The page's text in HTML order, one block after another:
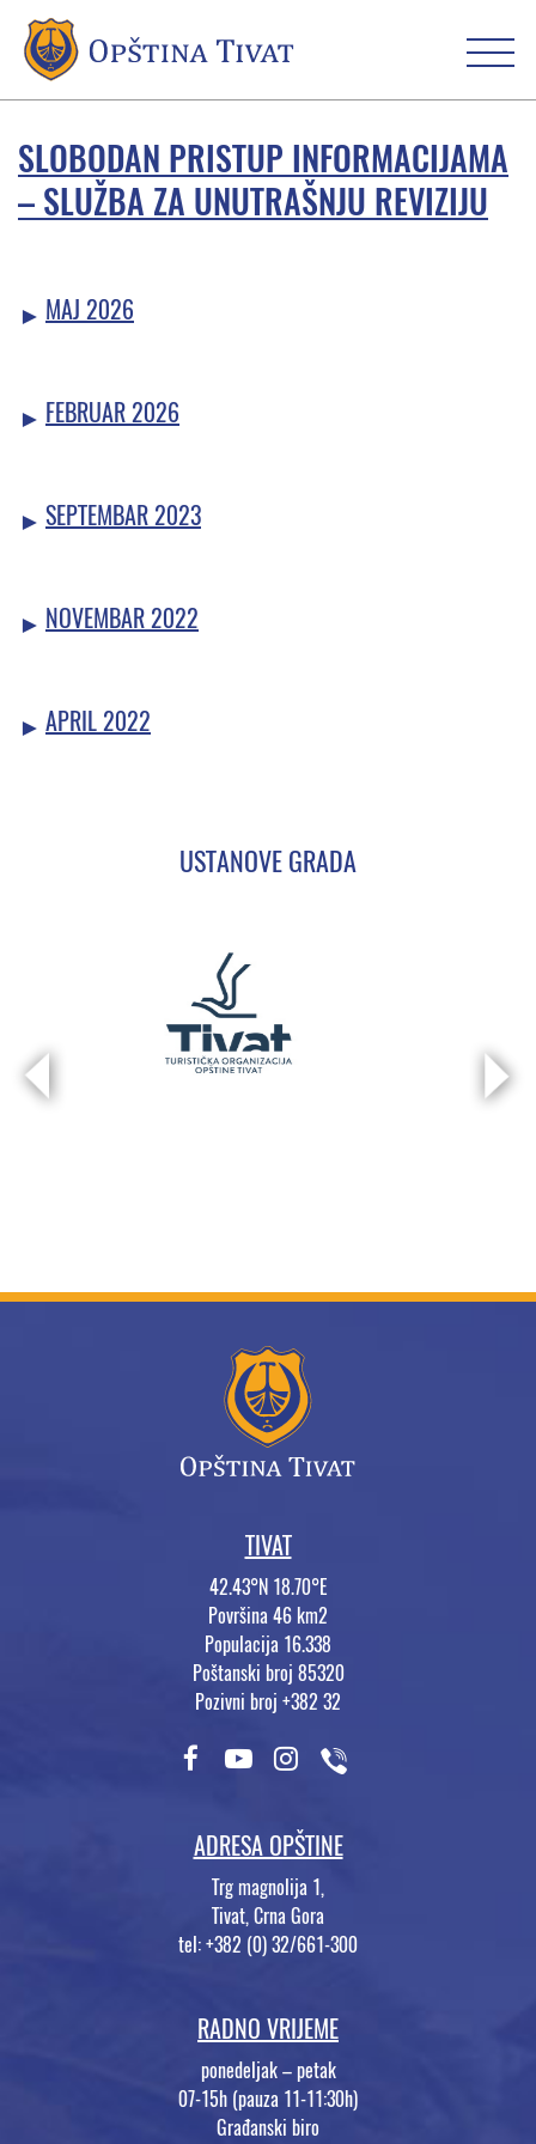
SLOBODAN PRISTUP INFORMACIJAMA
– SLUŽBA ZA UNUTRAŠNJU REVIZIJU
MAJ 2026
FEBRUAR 2026
SEPTEMBAR 2023
NOVEMBAR 2022
APRIL 2022
USTANOVE GRADA
TIVAT
42.43°N 18.70°E
Površina 46 km2
Populacija 16.338
Poštanski broj 85320
Pozivni broj +382 32
ADRESA OPŠTINE
Trg magnolija 1,
Tivat, Crna Gora
tel: +382 (0) 32/661-300
RADNO VRIJEME
ponedeljak – petak
07-15h (pauza 11-11:30h)
Građanski biro